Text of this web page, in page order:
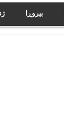
بیروڕا